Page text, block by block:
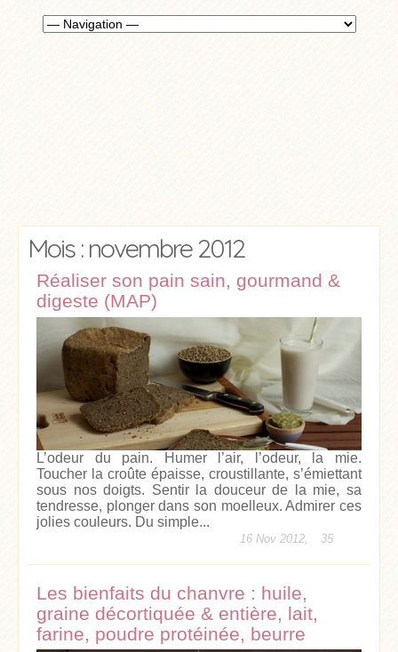
Mois : novembre 2012
Réaliser son pain sain, gourmand &
digeste (MAP)
L’odeur du pain. Humer l’air, l’odeur, la mie.
Toucher la croûte épaisse, croustillante, s’émiettant
sous nos doigts. Sentir la douceur de la mie, sa
tendresse, plonger dans son moelleux. Admirer ces
jolies couleurs. Du simple...
16 Nov 2012, 35
Les bienfaits du chanvre : huile,
graine décortiquée & entière, lait,
farine, poudre protéinée, beurre